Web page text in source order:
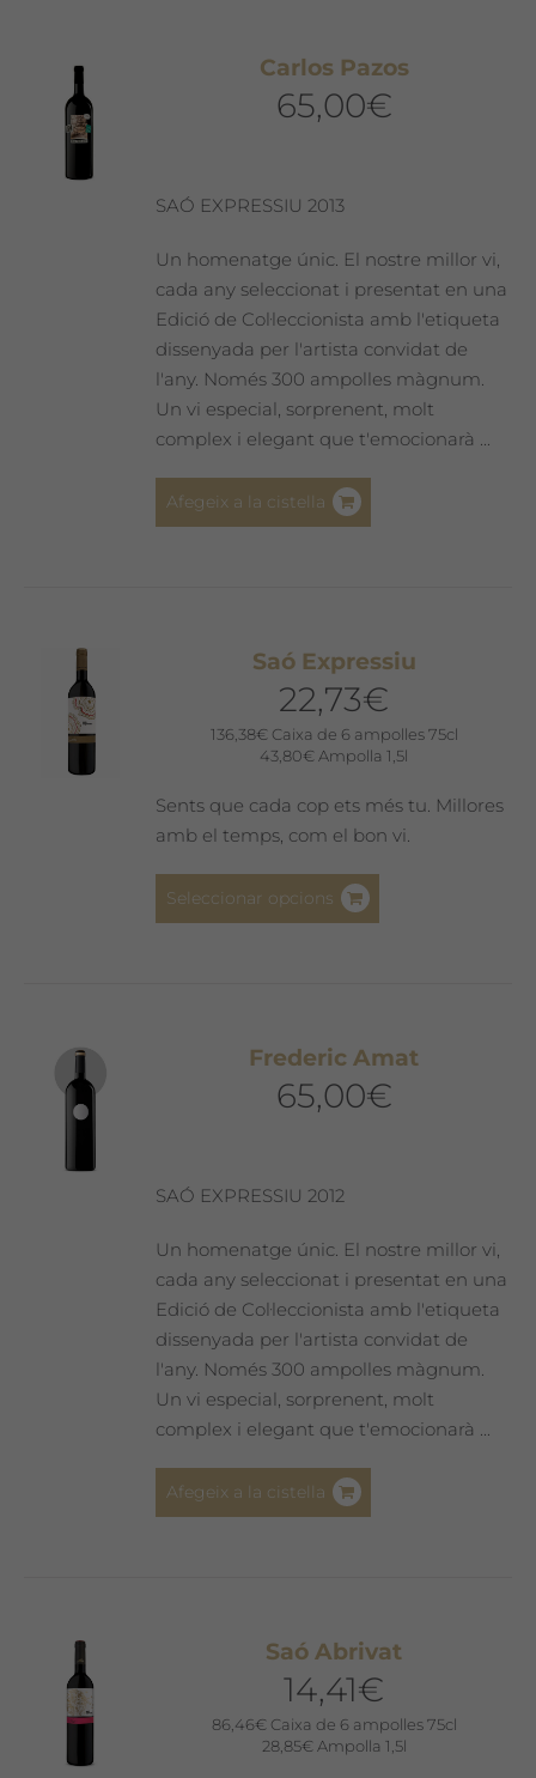
Carlos Pazos
65,00€
SAÓ EXPRESSIU 2013
Un homenatge únic. El nostre millor vi,
cada any seleccionat i presentat en una
Edició de Col·leccionista amb l'etiqueta
dissenyada per l'artista convidat de
l'any. Només 300 ampolles màgnum.
Un vi especial, sorprenent, molt
complex i elegant que t'emocionarà ...
Afegeix a la cistella
Saó Expressiu
22,73€
136,38€ Caixa de 6 ampolles 75cl
43,80€ Ampolla 1,5l
Sents que cada cop ets més tu. Millores
amb el temps, com el bon vi.
Seleccionar opcions
opcions
pàgina
del
producte
Frederic Amat
65,00€
SAÓ EXPRESSIU 2012
Un homenatge únic. El nostre millor vi,
cada any seleccionat i presentat en una
Edició de Col·leccionista amb l'etiqueta
dissenyada per l'artista convidat de
l'any. Només 300 ampolles màgnum.
Un vi especial, sorprenent, molt
complex i elegant que t'emocionarà ...
Afegeix a la cistella
Saó Abrivat
14,41€
86,46€ Caixa de 6 ampolles 75cl
28,85€ Ampolla 1,5l